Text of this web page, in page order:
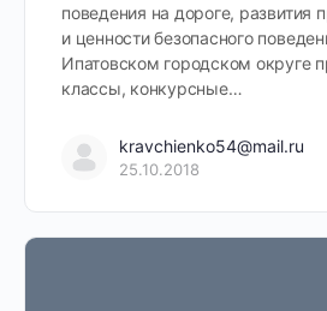
поведения на дороге, развития
и ценности безопасного
Ипатовском городском округе
классы, конкурсные…
kravchienko54@mail.ru
25.10.2018